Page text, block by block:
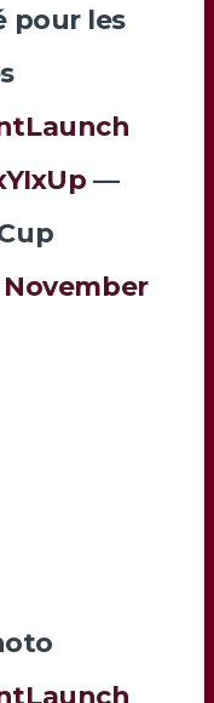
pour les
—
November